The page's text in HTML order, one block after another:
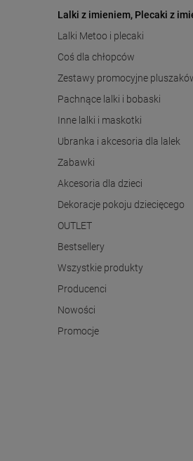
Lalki z imieniem, Plecaki z
Lalki Metoo i plecaki
Coś dla chłopców
Zestawy promocyjne
Pachnące lalki i bobaski
Inne lalki i maskotki
Ubranka i akcesoria dla lalek
Zabawki
Akcesoria dla dzieci
Dekoracje pokoju dziecięcego
OUTLET
Bestsellery
Wszystkie produkty
Producenci
Nowości
Promocje